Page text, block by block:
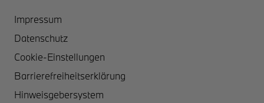
Impressum
Datenschutz
Cookie-Einstellungen
Barrierefreiheitserklärung
Hinweisgebersystem